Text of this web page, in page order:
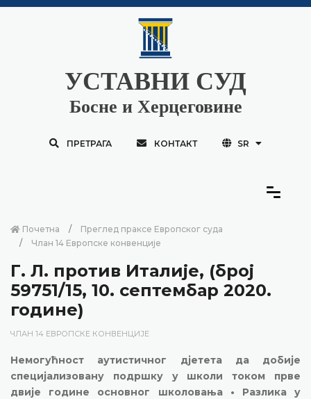
УСТАВНИ СУД
Босне и Херцеговине
ПРЕТРАГА КОНТАКТ SR
Почетна
Преглед праксе Европског суда
Члан 14 Европске конвенције
Г. Л. против Италије, (број
59751/15, 10. септембар 2020.
године)
ЧЛАН 14 ЕВРОПСКЕ КОНВЕНЦИЈЕ
Немогућност аутистичног дјетета да добије
специјализовану подршку у школи током прве
двије године основног школовања • Разлика у